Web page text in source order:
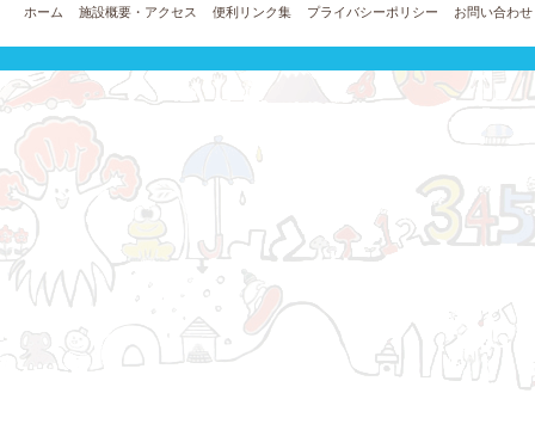
ホーム 施設概要・アクセス 便利リンク集 プライバシーポリシー お問い合わせ